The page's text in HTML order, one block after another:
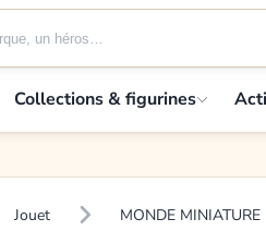
Collections & figurines
Jouet MONDE MINIATURE